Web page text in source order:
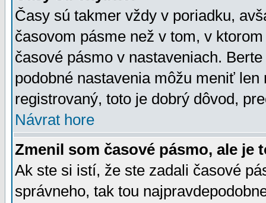
Časy sú takmer vždy v poriadku,
časovom pásme než v tom, v
časové pásmo v nastaveniach.
podobné nastavenia môžu meniť
registrovaný, toto je dobrý dôvod,
Návrat hore
Zmenil som časové pásmo, ale je
Ak ste si istí, že ste zadali časové
správneho, tak tou